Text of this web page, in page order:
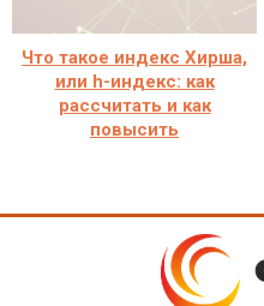
Что такое индекс Хирша,
или h-индекс: как
рассчитать и как
повысить